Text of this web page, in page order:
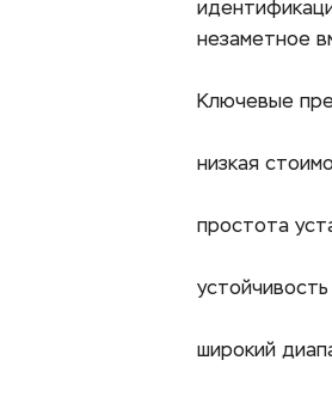
незаметное
Ключевые
низкая
простота
широкий